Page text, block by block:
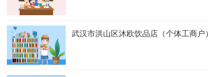
武汉市洪山区沐欧饮品店（个体工商